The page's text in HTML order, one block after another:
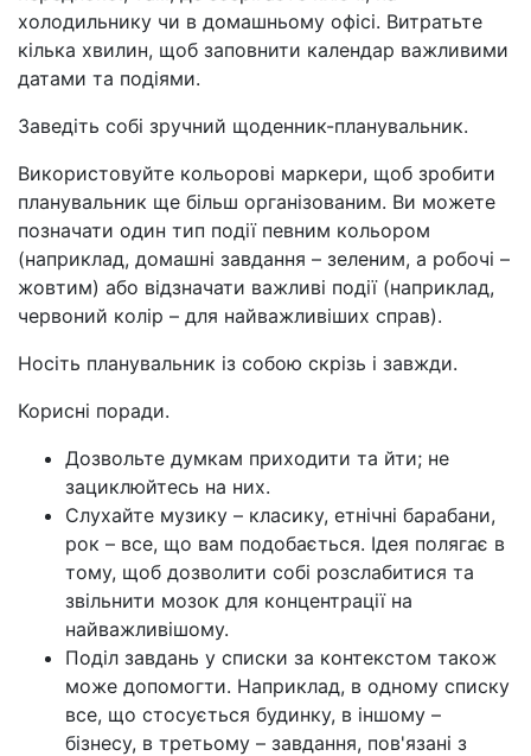
холодильнику чи в домашньому офісі. Витратьте
кілька хвилин, щоб заповнити календар важливими
датами та подіями.
Заведіть собі зручний щоденник-планувальник.
Використовуйте кольорові маркери, щоб зробити
планувальник ще більш організованим. Ви можете
позначати один тип події певним кольором
(наприклад, домашні завдання – зеленим, а робочі –
жовтим) або відзначати важливі події (наприклад,
червоний колір – для найважливіших справ).
Носіть планувальник із собою скрізь і завжди.
Корисні поради.
Дозвольте думкам приходити та йти; не
зациклюйтесь на них.
Слухайте музику – класику, етнічні барабани,
рок – все, що вам подобається. Ідея полягає в
тому, щоб дозволити собі розслабитися та
звільнити мозок для концентрації на
найважливішому.
Поділ завдань у списки за контекстом також
може допомогти. Наприклад, в одному списку
все, що стосується будинку, в іншому –
бізнесу, в третьому – завдання, пов'язані з